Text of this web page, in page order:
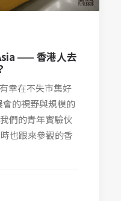
—— 香港人去
幸在不失市集好
的視野與規模的
們的青年實驗伙
也跟來參觀的香